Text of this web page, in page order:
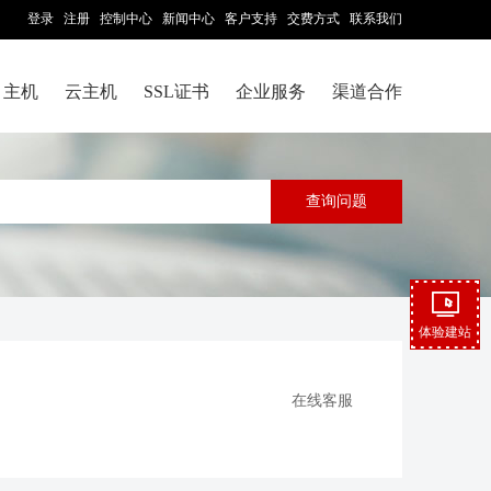
登录 注册 控制中心 新闻中心 客户支持 交费方式 联系我们
主机 云主机 SSL证书 企业服务 渠道合作
在线客服
体验建站